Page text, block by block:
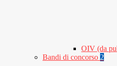
OIV (da
Bandi di concorso 2